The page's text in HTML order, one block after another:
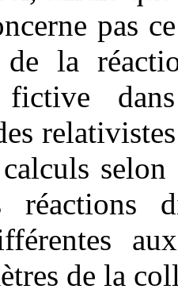
pas
de la
calculs
réactions
de la